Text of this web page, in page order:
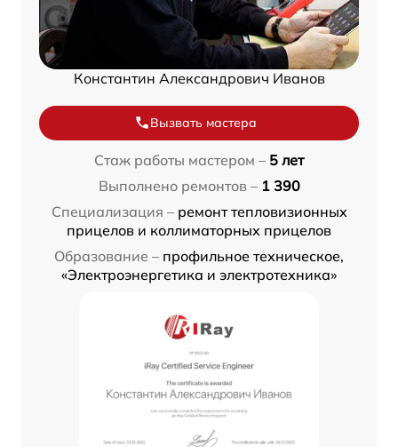
Константин Александрович Иванов
Вызвать мастера
Стаж работы мастером – 5 лет
Выполнено ремонтов – 1 390
Специализация – ремонт тепловизионных
прицелов и коллиматорных прицелов
Образование – профильное техническое,
«Электроэнергетика и электротехника»